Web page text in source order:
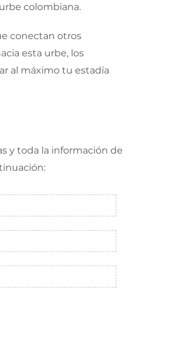
colombiana.
conectan otros
esta urbe, los
al máximo tu estadía
y toda la información de